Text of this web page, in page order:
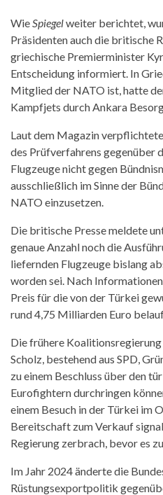
WieSpiegelweiter berichtet,
Präsidenten auch die britische
griechische Premierminister
Entscheidung informiert. In
Mitglied der NATO ist, hatte
Kampfjets durch Ankara
Laut dem Magazin
des Prüfverfahrens gegenüber
Flugzeuge nicht gegen
ausschließlich im Sinne der
NATO einzusetzen.
Die britische Presse meldete
genaue Anzahl noch die
liefernden Flugzeuge bislang
worden sei. Nach
Preis für die von der Türkei
rund 4,75 Milliarden Euro
Die frühere
Scholz, bestehend aus SPD,
zu einem Beschluss über den
Eurofightern durchringen
einem Besuch in der Türkei im
Bereitschaft zum Verkauf
Regierung zerbrach, bevor es
Im Jahr 2024 änderte die
Rüstungsexportpolitik